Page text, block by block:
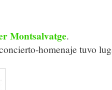
Montsalvatge.
homenaje tuvo